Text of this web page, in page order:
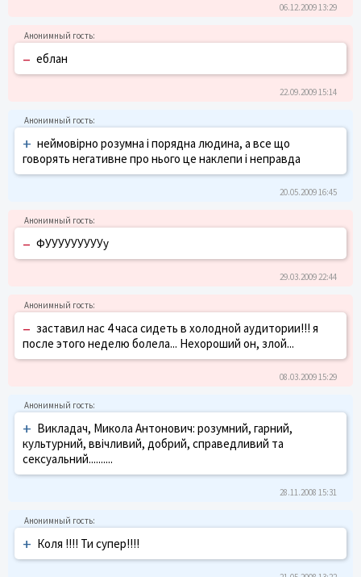
06.12.2009 13:29
– еблан
22.09.2009 15:14
+ неймовірно розумна і порядна людина, а все що
говорять негативне про нього це наклепи і неправда
20.05.2009 16:45
– ФУУУУУУУУУу
29.03.2009 22:44
– заставил нас 4 часа сидеть в холодной аудитории!!! я
после этого неделю болела... Нехороший он, злой...
08.03.2009 15:29
+ Викладач, Микола Антонович: розумний, гарний,
культурний, ввічливий, добрий, справедливий та
сексуальний..........
28.11.2008 15:31
+ Коля !!!! Ти супер!!!!